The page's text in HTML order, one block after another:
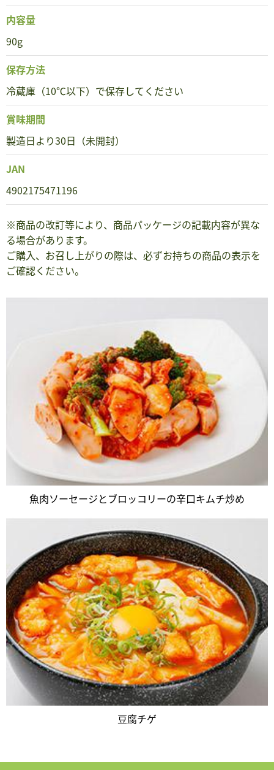
内容量
90g
保存方法
冷蔵庫（10℃以下）で保存してください
賞味期間
製造日より30日（未開封）
JAN
4902175471196
※商品の改訂等により、商品パッケージの記載内容が異な
る場合があります。
ご購入、お召し上がりの際は、必ずお持ちの商品の表示を
ご確認ください。
魚肉ソーセージとブロッコリーの辛口キムチ炒め
豆腐チゲ